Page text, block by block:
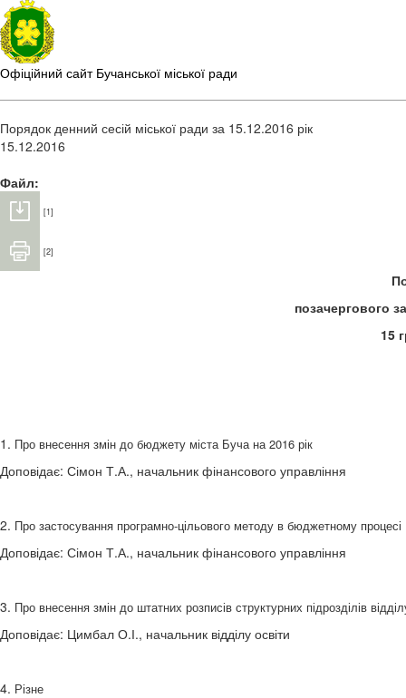
Офіційний сайт Бучанської міської ради
Порядок денний сесій міської ради за 15.12.2016 рік
15.12.2016
Файл:
[1]
[2]
позачергового
15
1. Про внесення змін до бюджету міста Буча на 2016 рік
Доповідає: Сімон Т.А., начальник фінансового управління
2. Про застосування програмно-цільового методу в бюджетному процесі
Доповідає: Сімон Т.А., начальник фінансового управління
3. Про внесення змін до штатних розписів структурних підрозділів
Доповідає: Цимбал О.І., начальник відділу освіти
4. Різне